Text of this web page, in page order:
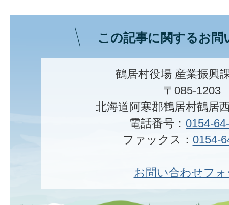
この記事に関するお問
鶴居村役場 産業振興
〒085-1203
北海道阿寒郡鶴居村鶴居
電話番号： 0154-
ファックス： 0154-
お問い合わせフ